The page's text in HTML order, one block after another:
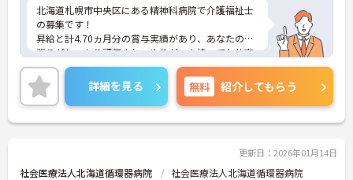
北海道札幌市中央区にある精神科病院で介護福祉士
の募集です！
昇給と計4.70ヵ月分の賞与実績があり、あなたの頑
張りがしっかり評価され、やりがいを持ってお仕事
ができます！
また、日勤のみで年間休日も112日あるため、プラ
イベートの時間をしっかり確保でき、仕事との両立
がしやすいです◎
ご興味ある方は面接ポイントをお伝えしますので、
詳細を見る 無料 紹介してもらう
更新日：2026年01月14日
社会医療法人北海道循環器病院 社会医療法人北海道循環器病院